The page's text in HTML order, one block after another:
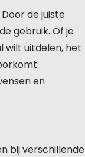
de juiste
gebruik. Of je
wilt uitdelen, het
en
bij verschillende